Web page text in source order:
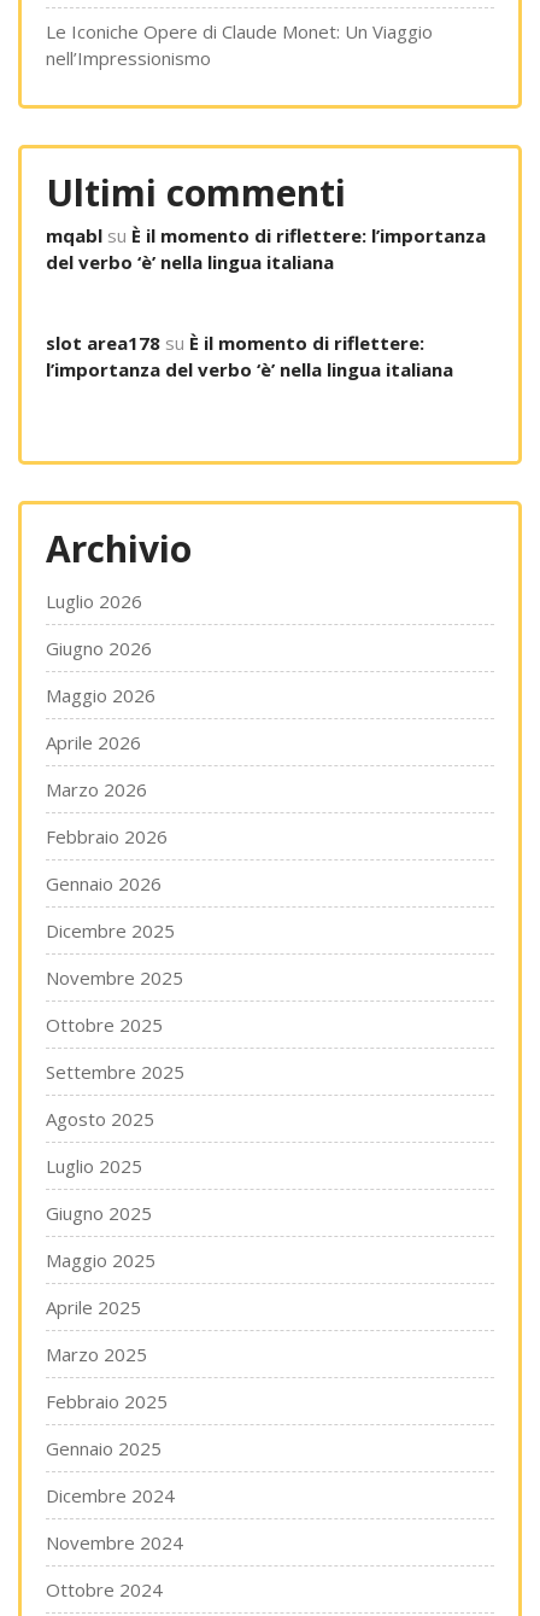
Le Iconiche Opere di Claude Monet: Un Viaggio
nell’Impressionismo
Ultimi commenti
mqabl su È il momento di riflettere: l’importanza
del verbo ‘è’ nella lingua italiana
slot area178 su È il momento di riflettere:
l’importanza del verbo ‘è’ nella lingua italiana
Archivio
Luglio 2026
Giugno 2026
Maggio 2026
Aprile 2026
Marzo 2026
Febbraio 2026
Gennaio 2026
Dicembre 2025
Novembre 2025
Ottobre 2025
Settembre 2025
Agosto 2025
Luglio 2025
Giugno 2025
Maggio 2025
Aprile 2025
Marzo 2025
Febbraio 2025
Gennaio 2025
Dicembre 2024
Novembre 2024
Ottobre 2024